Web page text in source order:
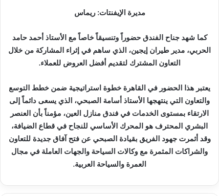
مديرة الإيفنتات: ريماس
كما شهد جناح الفندق حضوراً وتنسيقاً خاصاً مع الأستاذ أحمد حامد
الحربي، مدير طيران إيجين، الذي ساهم في إثراء المشاركة من خلال
التعاون المشترك لتقديم أفضل العروض للعملاء.
يعتبر هذا الحضور في القاهرة خطوة استراتيجية ضمن خطط التوسع
والتعاون التي ينتهجها الأستاذ أسامة الصبحي، الذي يسعى دائماً إلى
الارتقاء بمستوى الخدمات في فندق منازل العين، مؤمناً بأن العنصر
البشري المحترف هو المحرك الأساسي للنجاح في قطاع الضيافة،
وقد أثمرت جهود الفريق بقيادة الصبحي عن فتح آفاق جديدة للتعاون
والشراكات المثمرة مع وكالات السياحة والجهات العاملة في مجال
العمرة والسياحة العربية.